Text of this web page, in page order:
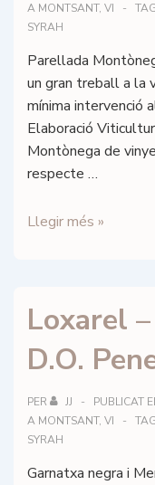
A MONTSANT, VI
SYRAH
Parellada
un gran treball a la
mínima intervenció
Elaboració
Montònega de
respecte …
Loxarel
D.O.
Penedès
Llegir més »
Loxarel
D.O.
PER JJ PUBLICAT
A MONTSANT, VI
SYRAH
Garnatxa negra i